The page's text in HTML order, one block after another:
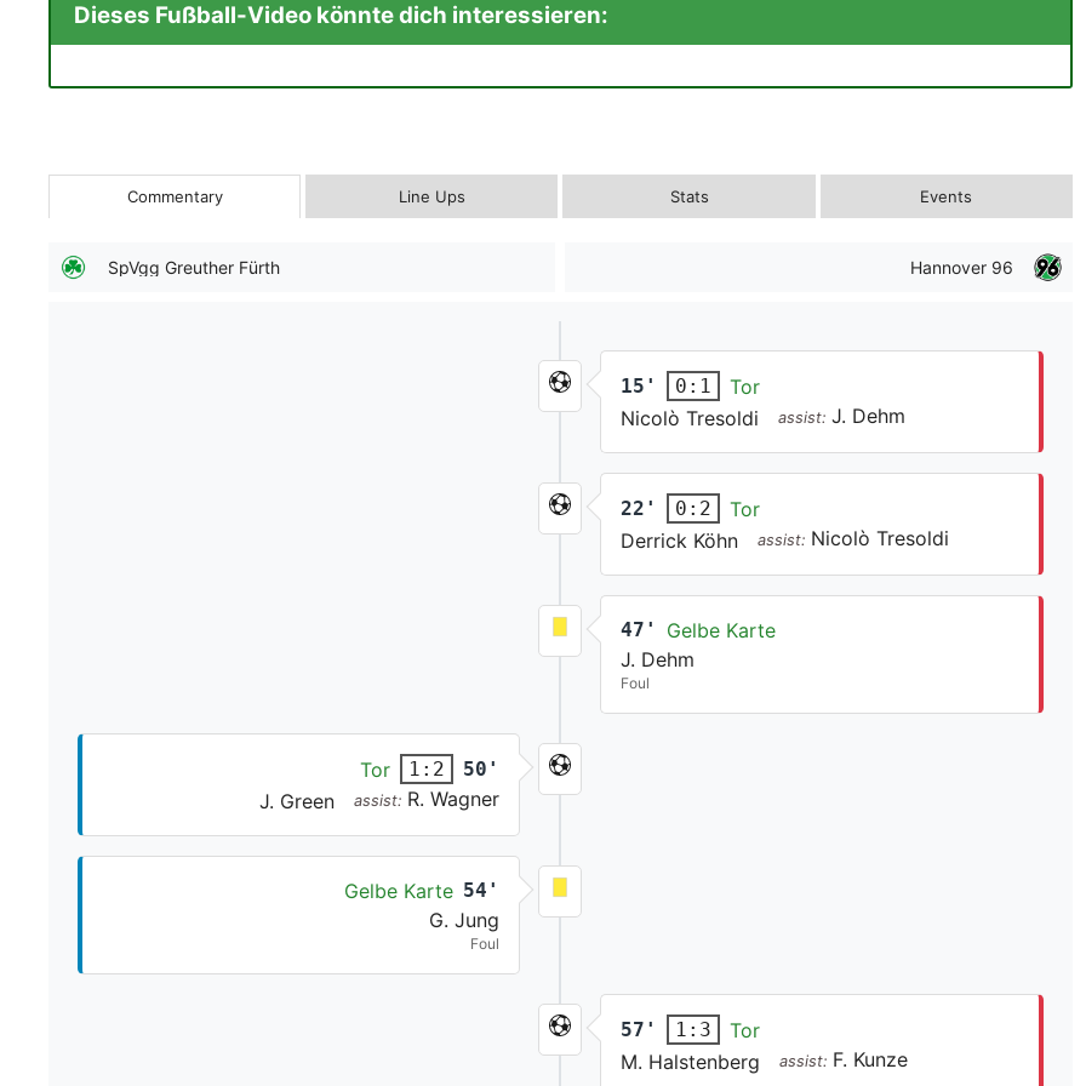
Dieses Fußball-Video könnte dich interessieren:
Commentary Line Ups Stats Events
SpVgg Greuther Fürth Hannover 96
15' 0:1
Tor
Nicolò Tresoldi
assist:J. Dehm
22' 0:2
Tor
Derrick Köhn
assist: Nicolò Tresoldi
47'
Gelbe Karte
J. Dehm
Foul
Tor 1:2 50'
J. Green assist: R. Wagner
Gelbe Karte 54'
G. Jung
Foul
57' 1:3
Tor
M. Halstenberg
assist: F. Kunze